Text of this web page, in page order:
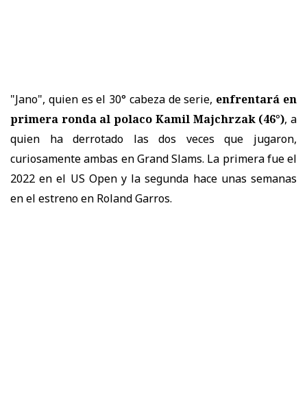
"Jano", quien es el 30° cabeza de serie, enfrentará en
primera ronda al polaco Kamil Majchrzak (46°), a
quien ha derrotado las dos veces que jugaron,
curiosamente ambas en Grand Slams. La primera fue el
2022 en el US Open y la segunda hace unas semanas
en el estreno en Roland Garros.